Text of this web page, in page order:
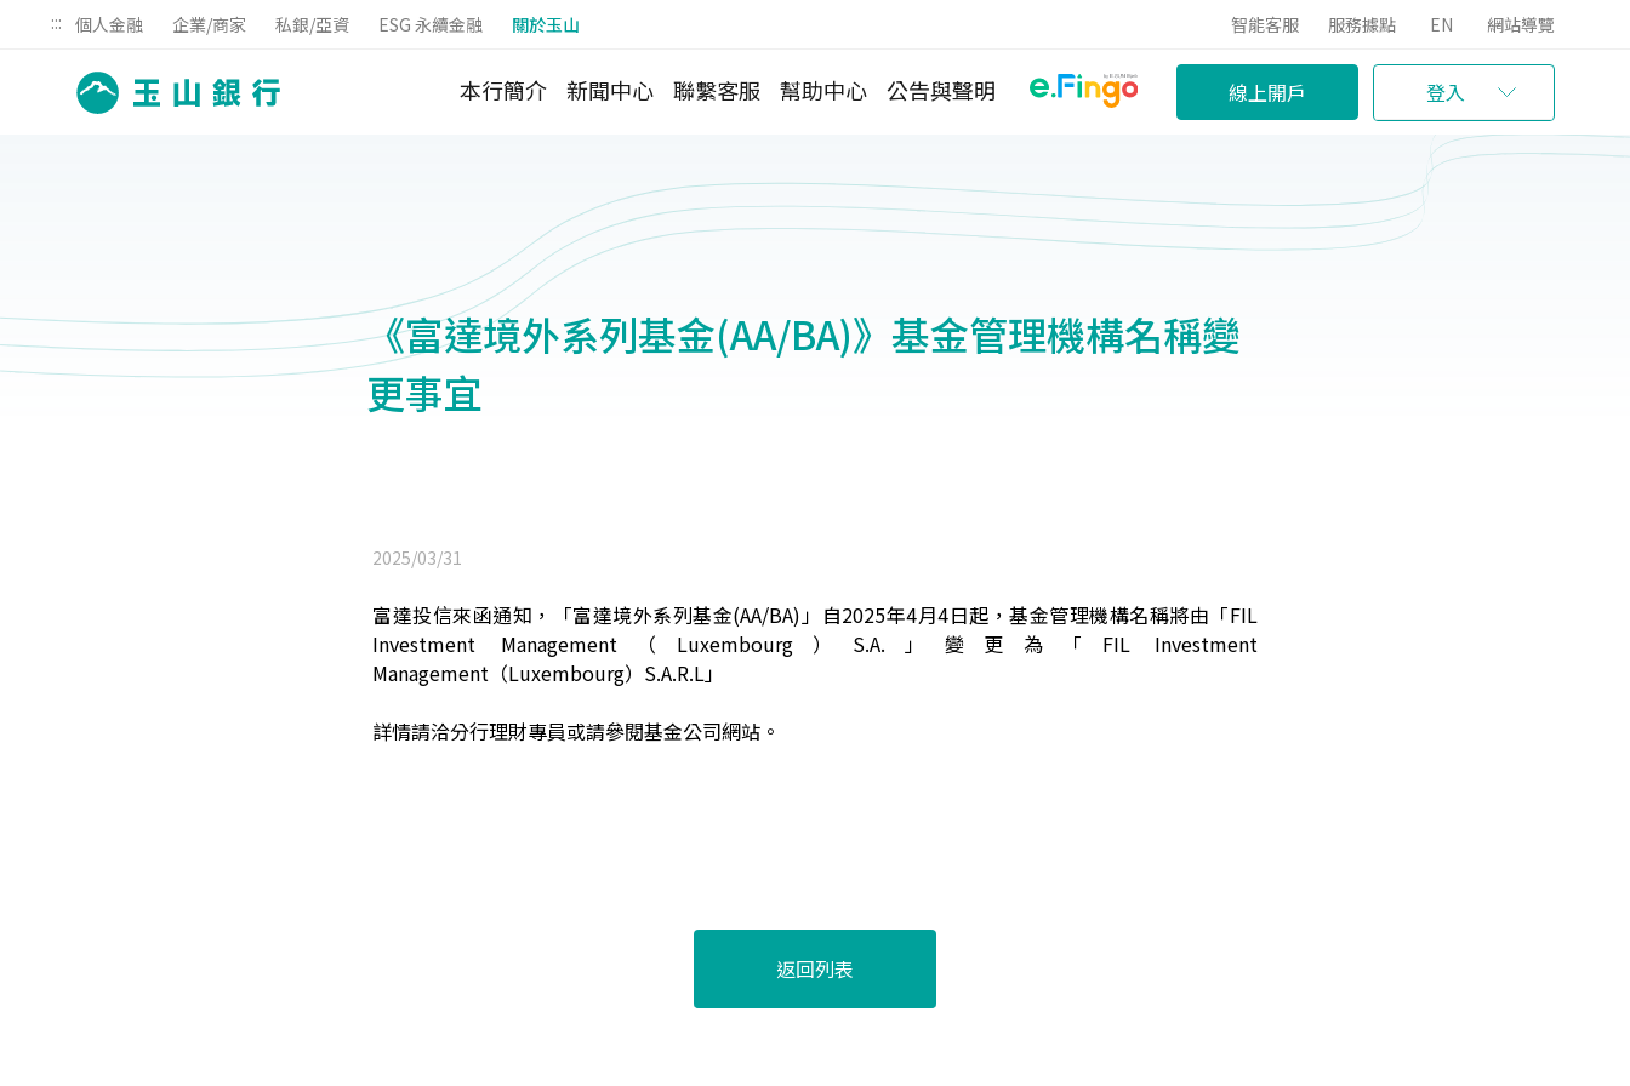
::: 個人金融 企業/商家 私銀/亞資 ESG 永續金融 關於玉山 智能客服 服務據點 EN 網站導覽
本行簡介 新聞中心 聯繫客服 幫助中心 公告與聲明 線上開戶 登入
《富達境外系列基金(AA/BA)》基金管理機構名稱變
更事宜
2025/03/31
富達投信來函通知，「富達境外系列基金(AA/BA)」 自2025年4月4日起，基金管理機構名稱將由「FIL
Investment Management（Luxembourg）S.A.」變更為「FIL Investment
Management（Luxembourg）S.A.R.L」
詳情請洽分行理財專員或請參閱基金公司網站。
返回列表